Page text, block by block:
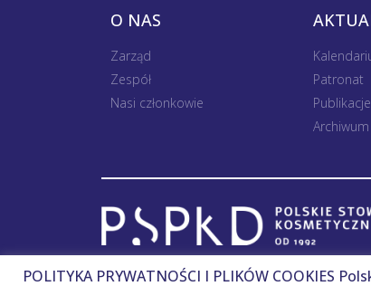
O NAS
Zarząd
Zespół
Nasi członkowie
Patronat
Publikacje
Archiwum
POLITYKA PRYWATNOŚCI I PLIKÓW COOKIES